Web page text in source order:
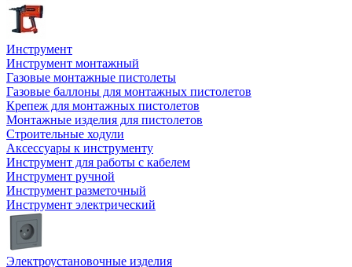
Инструмент
Инструмент монтажный
Газовые монтажные пистолеты
Газовые баллоны для монтажных пистолетов
Крепеж для монтажных пистолетов
Монтажные изделия для пистолетов
Строительные ходули
Аксессуары к инструменту
Инструмент для работы с кабелем
Инструмент ручной
Инструмент разметочный
Инструмент электрический
Электроустановочные изделия